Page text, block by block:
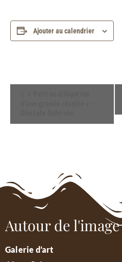
Ajouter au calendrier
Autour de l'image
Galerie d’art